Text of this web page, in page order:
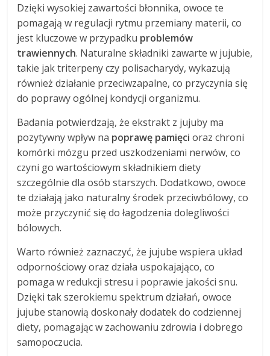
Dzięki wysokiej zawartości błonnika, owoce te
pomagają w regulacji rytmu przemiany materii, co
jest kluczowe w przypadku problemów
trawiennych. Naturalne składniki zawarte w jujubie,
takie jak triterpeny czy polisacharydy, wykazują
również działanie przeciwzapalne, co przyczynia się
do poprawy ogólnej kondycji organizmu.
Badania potwierdzają, że ekstrakt z jujuby ma
pozytywny wpływ na poprawę pamięci oraz chroni
komórki mózgu przed uszkodzeniami nerwów, co
czyni go wartościowym składnikiem diety
szczególnie dla osób starszych. Dodatkowo, owoce
te działają jako naturalny środek przeciwbólowy, co
może przyczynić się do łagodzenia dolegliwości
bólowych.
Warto również zaznaczyć, że jujube wspiera układ
odpornościowy oraz działa uspokajająco, co
pomaga w redukcji stresu i poprawie jakości snu.
Dzięki tak szerokiemu spektrum działań, owoce
jujube stanowią doskonały dodatek do codziennej
diety, pomagając w zachowaniu zdrowia i dobrego
samopoczucia.